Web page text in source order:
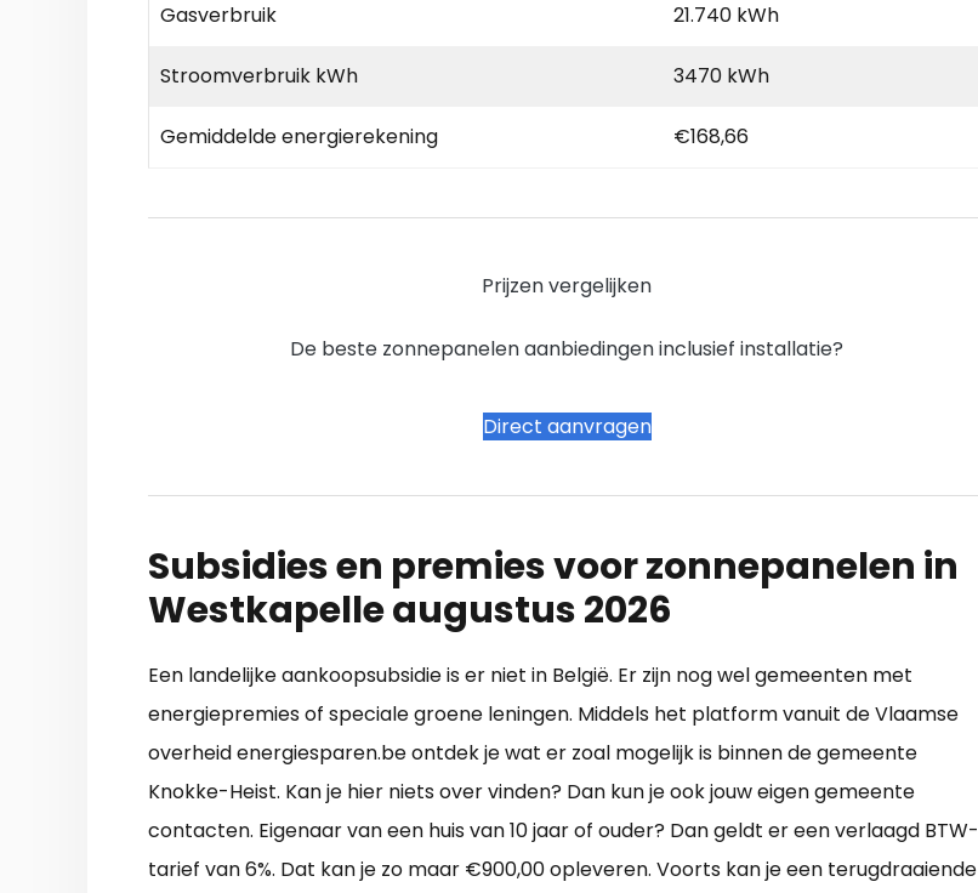
Gasverbruik 21.740 kWh
Stroomverbruik kWh 3470 kWh
Gemiddelde energierekening €168,66
Prijzen vergelijken
De beste zonnepanelen aanbiedingen inclusief installatie?
Direct aanvragen
Subsidies en premies voor zonnepanelen in
Westkapelle augustus 2026
Een landelijke aankoopsubsidie is er niet in België. Er zijn nog wel gemeenten met
energiepremies of speciale groene leningen. Middels het platform vanuit de Vlaamse
overheid energiesparen.be ontdek je wat er zoal mogelijk is binnen de gemeente
Knokke-Heist. Kan je hier niets over vinden? Dan kun je ook jouw eigen gemeente
contacten. Eigenaar van een huis van 10 jaar of ouder? Dan geldt er een verlaagd BTW-
tarief van 6%. Dat kan je zo maar €900,00 opleveren. Voorts kan je een terugdraaiende